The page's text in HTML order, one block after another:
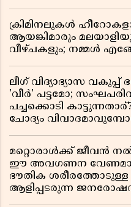
ക്രിമിനലുകൾ
ആയങ്കിമാരും
വീഴ്ചകളും; നമ്മൾ
ലീഗ് വിദ്യാഭ്യാസ
'വീർ' പട്ടമോ;
പച്ചക്കൊടി
ചോദ്യം
മറ്റൊരാൾക്ക് ജീവൻ
ഈ അവഗണന
ഭൗതിക
ആളിപ്പടരുന്ന